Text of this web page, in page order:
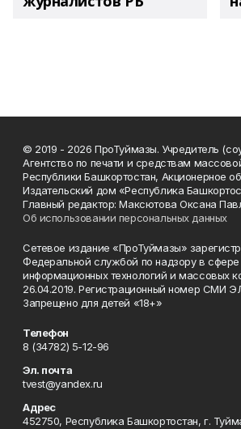
© 2019 - 2026 ПроТуймазы. Учредитель
Агентство по печати и средствам
Республики Башкортостан, Акционерное
Издательский дом «Республика
Главный редактор: Максютова Оксана
Об использовании персональных данных
Сетевое издание «ПроТуймазы»
Федеральной службой по надзору в сфере
информационных технологий и массовых
26.04.2019. Регистрационный номер СМИ
Запрещено для детей «18+»
Телефон
8 (34782) 5-12-96
Эл. почта
tvest@yandex.ru
Адрес
452750, Республика Башкортостан, г.